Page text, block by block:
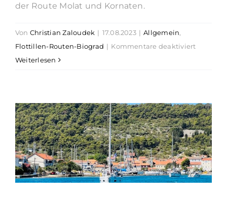
der Route Molat und Kornaten.
Von Christian Zaloudek | 17.08.2023 | Allgemein,
Flottillen-Routen-Biograd | Kommentare deaktiviertfür
Weiterlesen